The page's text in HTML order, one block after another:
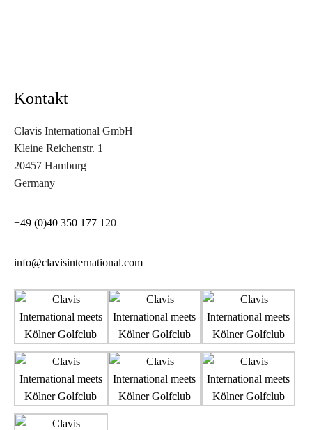
Kontakt
Clavis International GmbH
Kleine Reichenstr. 1
20457 Hamburg
Germany
+49 (0)40 350 177 1 20
info@clavisinternational.com